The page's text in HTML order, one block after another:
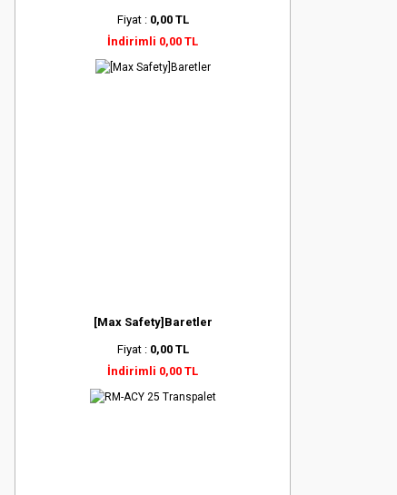
Fiyat : 0,00 TL
İndirimli 0,00 TL
[Max Safety]Baretler
Fiyat : 0,00 TL
İndirimli 0,00 TL